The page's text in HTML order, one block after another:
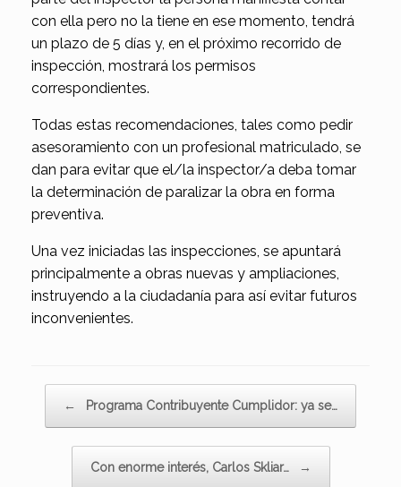
con ella pero no la tiene en ese momento, tendrá
un plazo de 5 días y, en el próximo recorrido de
inspección, mostrará los permisos
correspondientes.
Todas estas recomendaciones, tales como pedir
asesoramiento con un profesional matriculado, se
dan para evitar que el/la inspector/a deba tomar
la determinación de paralizar la obra en forma
preventiva.
Una vez iniciadas las inspecciones, se apuntará
principalmente a obras nuevas y ampliaciones,
instruyendo a la ciudadanía para así evitar futuros
inconvenientes.
← Programa Contribuyente Cumplidor: ya se…
Con enorme interés, Carlos Skliar… →